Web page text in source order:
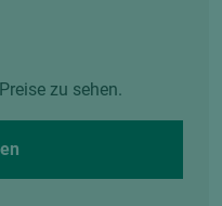
zu sehen.